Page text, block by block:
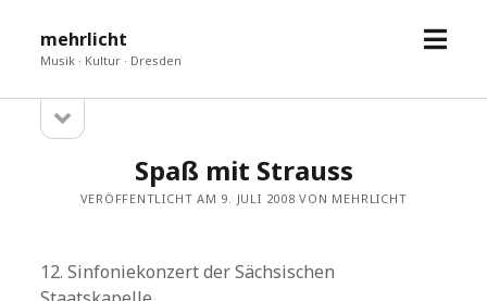
mehrlicht
Musik · Kultur · Dresden
Menü
Sidebar
öffnen
Spaß mit Strauss
VERÖFFENTLICHT AM 9. JULI 2008 VON MEHRLICHT
12. Sinfoniekonzert der Sächsischen